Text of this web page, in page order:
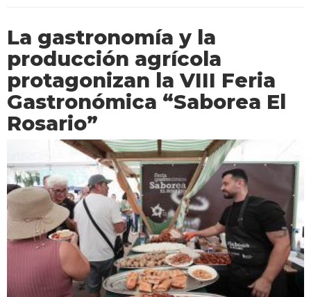
La gastronomía y la
producción agrícola
protagonizan la VIII Feria
Gastronómica “Saborea El
Rosario”